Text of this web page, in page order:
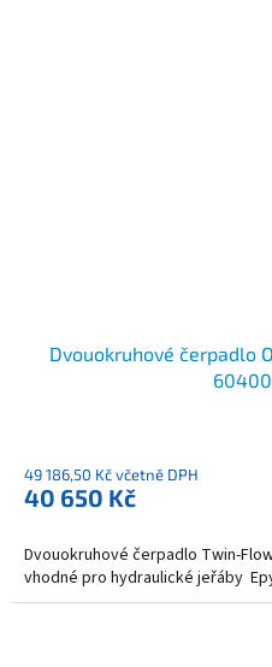
Dvouokruhové čerpadlo
49 186,50 Kč včetně DPH
40 650 Kč
Dvouokruhové čerpadlo Twin-
vhodné pro hydraulické jeřáby